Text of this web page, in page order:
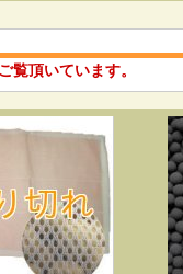
覧頂いています。